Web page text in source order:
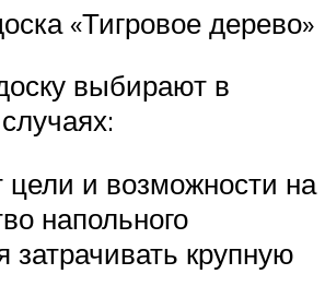
«Тигровое дерево»
выбирают в
цели и возможности на
напольного
затрачивать крупную